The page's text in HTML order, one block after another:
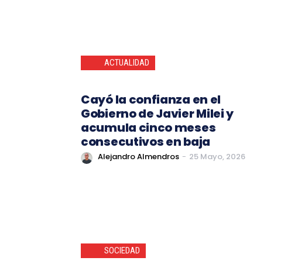
ACTUALIDAD
Cayó la confianza en el
Gobierno de Javier Milei y
acumula cinco meses
consecutivos en baja
Alejandro Almendros - 25 Mayo, 2026
SOCIEDAD